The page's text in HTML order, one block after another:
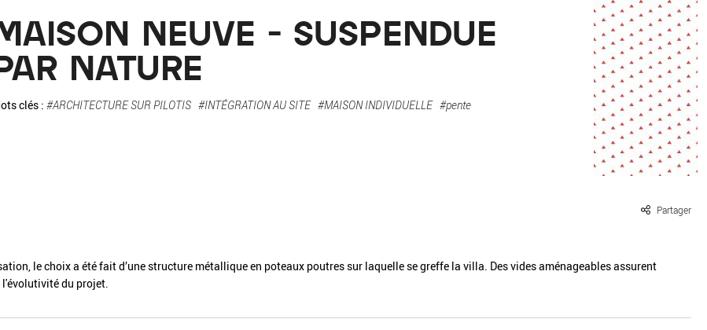
Fiche / Guide Livre Podcast
La pierre
La terre
Fermer la recherche avancée
NEUVE - SUSPENDUE
NATURE
clés : #ARCHITECTURE SUR PILOTIS #INTÉGRATION AU SITE #MAISON INDIVIDUELLE #pente
Partager
le choix a été fait d’une structure métallique en poteaux poutres sur laquelle se greffe la villa. Des vides aménageables assurent
du projet.